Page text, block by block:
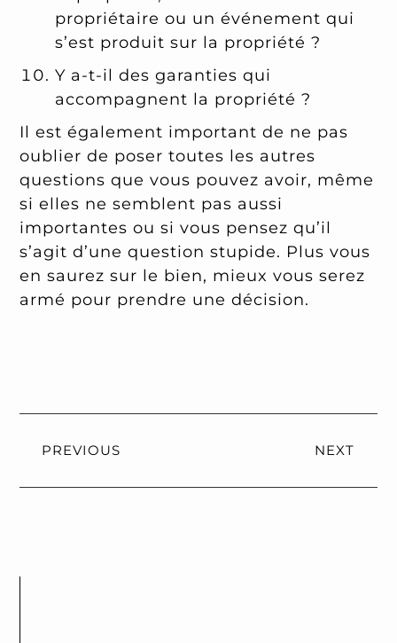
propriétaire ou un événement qui
s’est produit sur la propriété ?
Y a-t-il des garanties qui
accompagnent la propriété ?
Il est également important de ne pas
oublier de poser toutes les autres
questions que vous pouvez avoir, même
si elles ne semblent pas aussi
importantes ou si vous pensez qu’il
s’agit d’une question stupide. Plus vous
en saurez sur le bien, mieux vous serez
armé pour prendre une décision.
PREVIOUS NEXT